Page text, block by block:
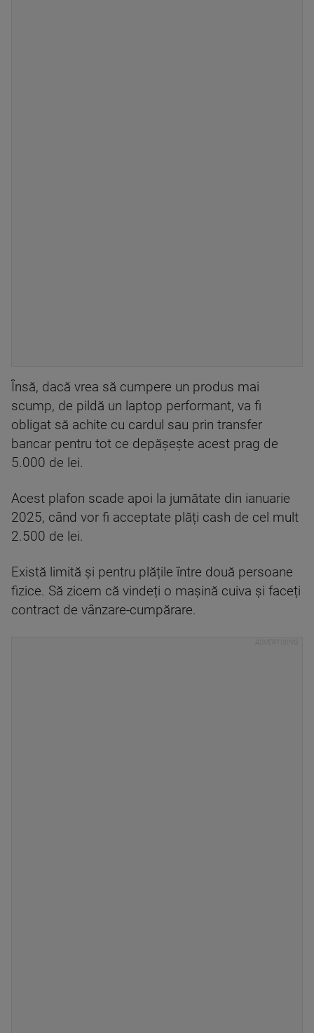
Însă, dacă vrea să cumpere un produs mai
scump, de pildă un laptop performant, va fi
obligat să achite cu cardul sau prin transfer
bancar pentru tot ce depășește acest prag de
5.000 de lei.
Acest plafon scade apoi la jumătate din ianuarie
2025, când vor fi acceptate plăți cash de cel mult
2.500 de lei.
Există limită și pentru plățile între două persoane
fizice. Să zicem că vindeți o mașină cuiva și faceți
contract de vânzare-cumpărare.